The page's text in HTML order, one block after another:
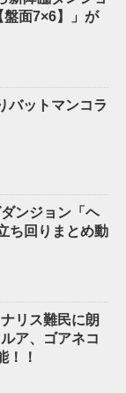
盤面7×6】」が
バットマンコラ
ンジョン「ヘ
ち回りまとめ動
リス難民に朗
ア、ゴアネコ
！！